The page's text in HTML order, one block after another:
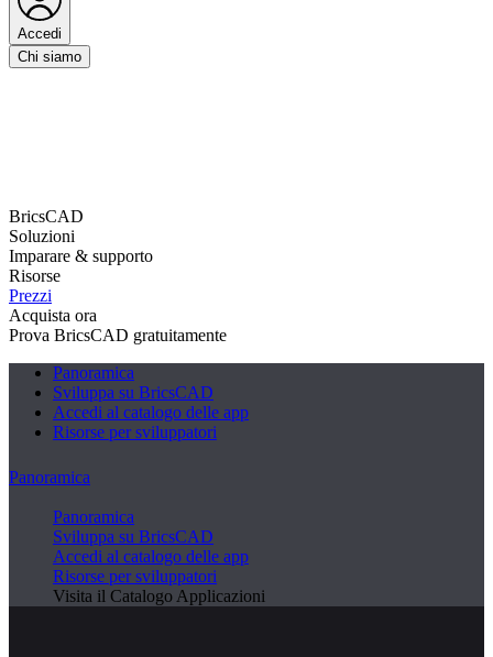
Accedi
Chi siamo
BricsCAD
Soluzioni
Imparare & supporto
Risorse
Prezzi
Acquista ora
Prova BricsCAD gratuitamente
Panoramica
Sviluppa su BricsCAD
Accedi al catalogo delle app
Risorse per sviluppatori
Panoramica
Panoramica
Sviluppa su BricsCAD
Accedi al catalogo delle app
Risorse per sviluppatori
Visita il Catalogo Applicazioni